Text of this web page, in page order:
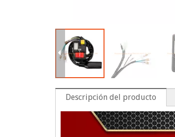
Descripción del producto